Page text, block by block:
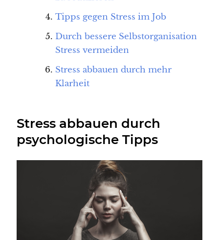
Tipps gegen Stress im Job
Durch bessere Selbstorganisation
Stress vermeiden
Stress abbauen durch mehr
Klarheit
Stress abbauen durch
psychologische Tipps